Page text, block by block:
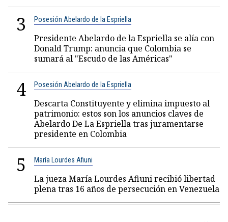
3 Posesión Abelardo de la Espriella
Presidente Abelardo de la Espriella se alía con
Donald Trump: anuncia que Colombia se
sumará al "Escudo de las Américas"
4 Posesión Abelardo de la Espriella
Descarta Constituyente y elimina impuesto al
patrimonio: estos son los anuncios claves de
Abelardo De La Espriella tras juramentarse
presidente en Colombia
5 María Lourdes Afiuni
La jueza María Lourdes Afiuni recibió libertad
plena tras 16 años de persecución en Venezuela